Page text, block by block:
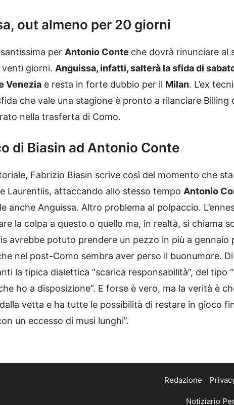
out almeno per 20 giorni
per Antonio Conte che dovrà rinunciare al
giorni. Anguissa, infatti, salterà la sfida di
Venezia e resta in forte dubbio per il Milan. L’ex
che vale una stagione è pronto a rilanciare Billing
nella trasferta di Como.
di Biasin ad Antonio Conte
Fabrizio Biasin scrive così del momento che
Laurentiis, attaccando allo stesso tempo Antonio
anche Anguissa. Altro problema al polpaccio.
la colpa a questo o quello ma, in realtà, si chiama
avrebbe potuto prendere un pezzo in più a gennaio
nel post-Como sembra aver perso il buonumore.
la tipica dialettica “scarica responsabilità”, del tipo
ho a disposizione”. E forse è vero, ma la verità è
vetta e ha tutte le possibilità di restare in gioco
un eccesso di musi lunghi”.
Redazione -
Notiziario